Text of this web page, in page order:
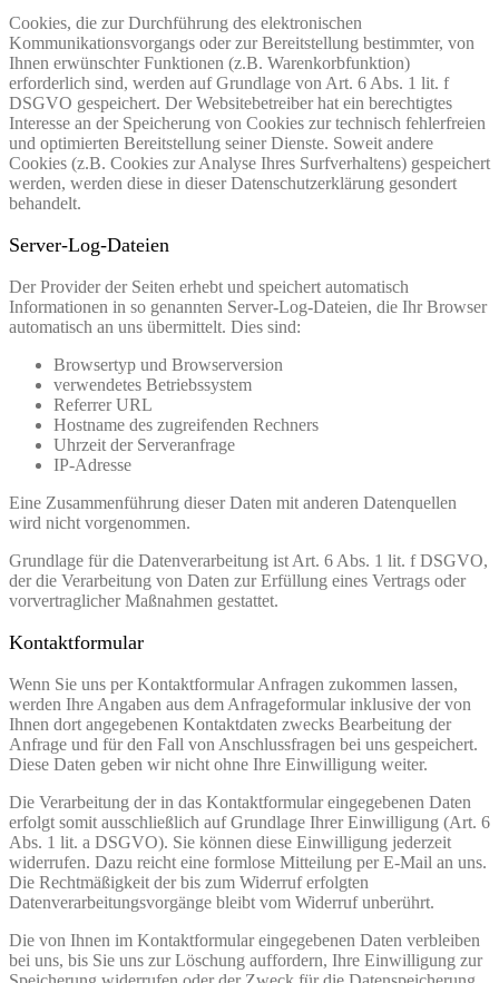
Cookies, die zur Durchführung des elektronischen
Kommunikationsvorgangs oder zur Bereitstellung bestimmter, von
Ihnen erwünschter Funktionen (z.B. Warenkorbfunktion)
erforderlich sind, werden auf Grundlage von Art. 6 Abs. 1 lit. f
DSGVO gespeichert. Der Websitebetreiber hat ein berechtigtes
Interesse an der Speicherung von Cookies zur technisch fehlerfreien
und optimierten Bereitstellung seiner Dienste. Soweit andere
Cookies (z.B. Cookies zur Analyse Ihres Surfverhaltens) gespeichert
werden, werden diese in dieser Datenschutzerklärung gesondert
behandelt.
Server-Log-Dateien
Der Provider der Seiten erhebt und speichert automatisch
Informationen in so genannten Server-Log-Dateien, die Ihr Browser
automatisch an uns übermittelt. Dies sind:
Browsertyp und Browserversion
verwendetes Betriebssystem
Referrer URL
Hostname des zugreifenden Rechners
Uhrzeit der Serveranfrage
IP-Adresse
Eine Zusammenführung dieser Daten mit anderen Datenquellen
wird nicht vorgenommen.
Grundlage für die Datenverarbeitung ist Art. 6 Abs. 1 lit. f DSGVO,
der die Verarbeitung von Daten zur Erfüllung eines Vertrags oder
vorvertraglicher Maßnahmen gestattet.
Kontaktformular
Wenn Sie uns per Kontaktformular Anfragen zukommen lassen,
werden Ihre Angaben aus dem Anfrageformular inklusive der von
Ihnen dort angegebenen Kontaktdaten zwecks Bearbeitung der
Anfrage und für den Fall von Anschlussfragen bei uns gespeichert.
Diese Daten geben wir nicht ohne Ihre Einwilligung weiter.
Die Verarbeitung der in das Kontaktformular eingegebenen Daten
erfolgt somit ausschließlich auf Grundlage Ihrer Einwilligung (Art. 6
Abs. 1 lit. a DSGVO). Sie können diese Einwilligung jederzeit
widerrufen. Dazu reicht eine formlose Mitteilung per E-Mail an uns.
Die Rechtmäßigkeit der bis zum Widerruf erfolgten
Datenverarbeitungsvorgänge bleibt vom Widerruf unberührt.
Die von Ihnen im Kontaktformular eingegebenen Daten verbleiben
bei uns, bis Sie uns zur Löschung auffordern, Ihre Einwilligung zur